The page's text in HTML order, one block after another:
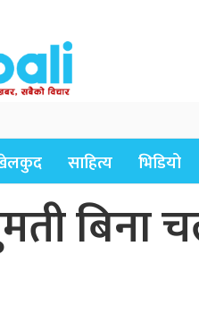
साहित्य भिडियो
बिना